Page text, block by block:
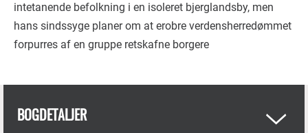
intetanende befolkning i en isoleret bjerglandsby, men
hans sindssyge planer om at erobre verdensherredømmet
forpurres af en gruppe retskafne borgere
BOGDETALJER